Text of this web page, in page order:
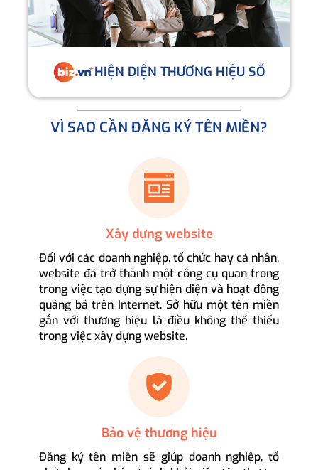
HIỆN DIỆN THƯƠNG HIỆU SỐ
VÌ SAO CẦN ĐĂNG KÝ TÊN MIỀN?
Xây dựng website
Đối với các doanh nghiệp, tổ chức hay cá nhân,
website đã trở thành một công cụ quan trọng
trong việc tạo dựng sự hiện diện và hoạt động
quảng bá trên Internet. Sở hữu một tên miền
gắn với thương hiệu là điều không thể thiếu
trong việc xây dựng website.
Bảo vệ thương hiệu
Đăng ký tên miền sẽ giúp doanh nghiệp, tổ